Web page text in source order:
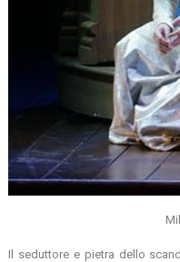
Il seduttore e pietra dello